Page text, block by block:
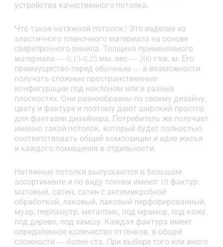
устройства качественного потолка.
Что такое натяжной потолок? Это изделие из
эластичного пленочного материала на основе
сверхпрочного винила. Толщина применяемого
материала — 0,15-0,25 мм, вес — 200 г/кв. м. Его
преимущество перед обычным — в возможности
получать сложные пространственные
конфигурации под наклоном или в разных
плоскостях. Они разнообразны по своему дизайну,
цвету и фактуре и поэтому дают широкий простор
для фантазии дизайнера. Потребитель же получает
именно такой потолок, который будет полностью
соответствовать общей композиции и идее жилья
и каждого помещения в отдельности.
Натяжные потолки выпускаются в большом
ассортименте и по виду пленки имеют 10 фактур:
матовый, сатин, сатин с антимикробной
обработкой, лаковый, лаковый перфорированный,
муар, перламутр, металлик, под мрамор, под кожу,
под дерево, под замшу. Каждая фактура имеет
определенное количество оттенков, в общей
сложности — более ста. При выборе того или иного